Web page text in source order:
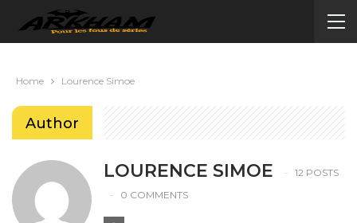
Home Lourence Simoe
Author
LOURENCE SIMOE
12 POSTS
0 COMMENTS